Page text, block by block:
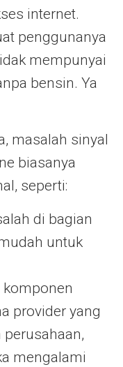
internet.
penggunanya
mempunyai
bensin. Ya
masalah sinyal
biasanya
seperti:
di bagian
untuk
komponen
provider yang
mengalami